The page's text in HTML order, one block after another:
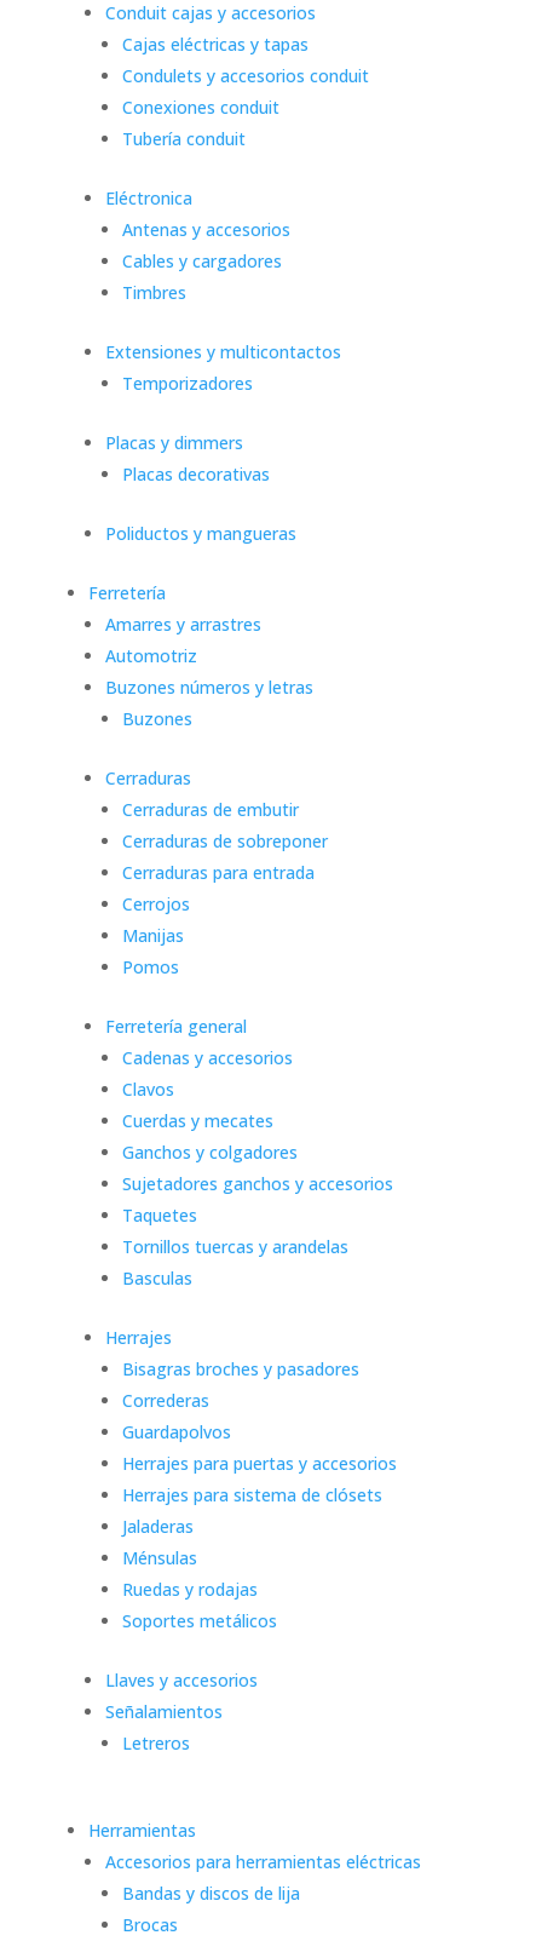
Conduit cajas y accesorios
Cajas eléctricas y tapas
Condulets y accesorios conduit
Conexiones conduit
Tubería conduit
Eléctronica
Antenas y accesorios
Cables y cargadores
Timbres
Extensiones y multicontactos
Temporizadores
Placas y dimmers
Placas decorativas
Poliductos y mangueras
Ferretería
Amarres y arrastres
Automotriz
Buzones números y letras
Buzones
Cerraduras
Cerraduras de embutir
Cerraduras de sobreponer
Cerraduras para entrada
Cerrojos
Manijas
Pomos
Ferretería general
Cadenas y accesorios
Clavos
Cuerdas y mecates
Ganchos y colgadores
Sujetadores ganchos y accesorios
Taquetes
Tornillos tuercas y arandelas
Basculas
Herrajes
Bisagras broches y pasadores
Correderas
Guardapolvos
Herrajes para puertas y accesorios
Herrajes para sistema de clósets
Jaladeras
Ménsulas
Ruedas y rodajas
Soportes metálicos
Llaves y accesorios
Señalamientos
Letreros
Herramientas
Accesorios para herramientas eléctricas
Bandas y discos de lija
Brocas